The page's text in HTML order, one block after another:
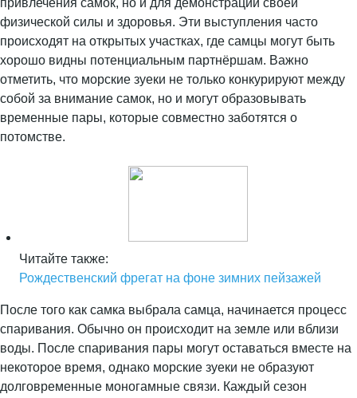
привлечения самок, но и для демонстрации своей
физической силы и здоровья. Эти выступления часто
происходят на открытых участках, где самцы могут быть
хорошо видны потенциальным партнёршам. Важно
отметить, что морские зуеки не только конкурируют между
собой за внимание самок, но и могут образовывать
временные пары, которые совместно заботятся о
потомстве.
Читайте также:
Рождественский фрегат на фоне зимних пейзажей
После того как самка выбрала самца, начинается процесс
спаривания. Обычно он происходит на земле или вблизи
воды. После спаривания пары могут оставаться вместе на
некоторое время, однако морские зуеки не образуют
долговременные моногамные связи. Каждый сезон